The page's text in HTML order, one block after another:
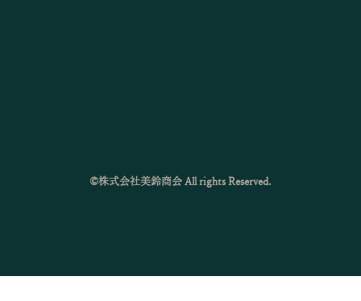
©株式会社美鈴商会 All rights Reserved.